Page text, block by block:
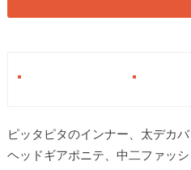
ピッタピタのインナー、太デカ
ヘッドギアポニテ、中二ファッ